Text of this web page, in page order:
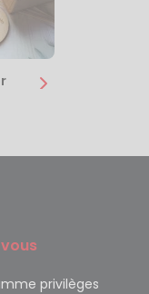
privilèges